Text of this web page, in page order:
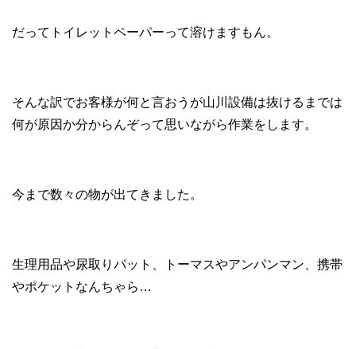
だってトイレットペーパーって溶けますもん。
そんな訳でお客様が何と言おうが山川設備は抜けるまでは
何が原因か分からんぞって思いながら作業をします。
今まで数々の物が出てきました。
生理用品や尿取りパット、トーマスやアンパンマン、携帯
やポケットなんちゃら…